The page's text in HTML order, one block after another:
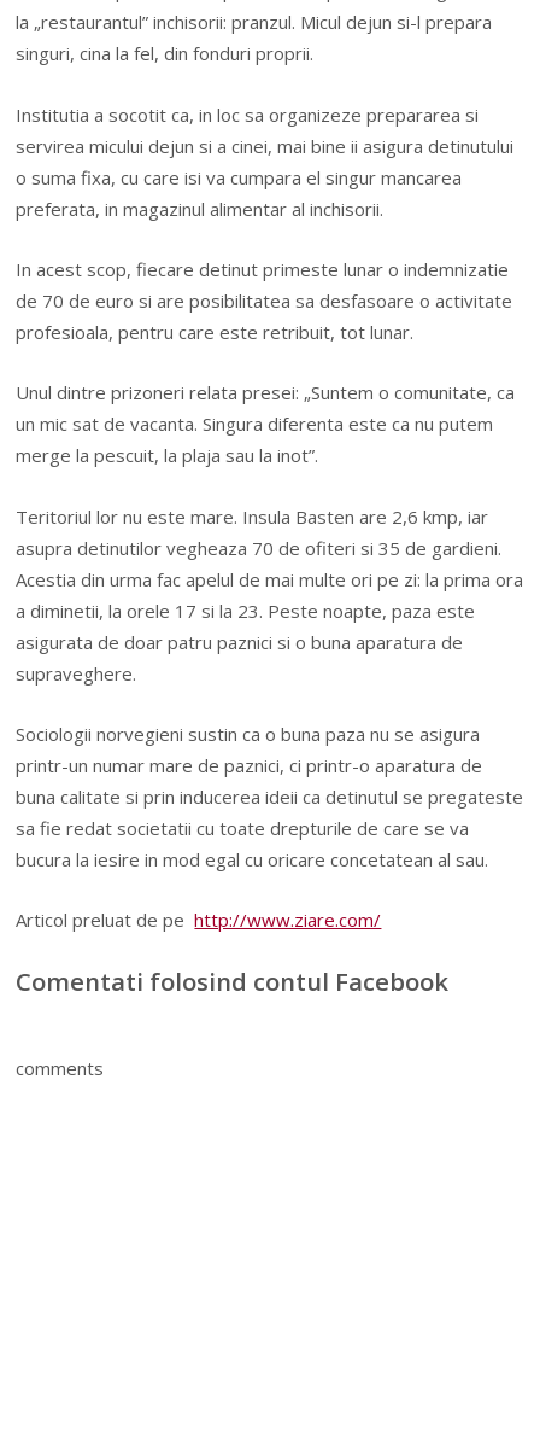
la „restaurantul” inchisorii: pranzul. Micul dejun si-l prepara
singuri, cina la fel, din fonduri proprii.
Institutia a socotit ca, in loc sa organizeze prepararea si
servirea micului dejun si a cinei, mai bine ii asigura detinutului
o suma fixa, cu care isi va cumpara el singur mancarea
preferata, in magazinul alimentar al inchisorii.
In acest scop, fiecare detinut primeste lunar o indemnizatie
de 70 de euro si are posibilitatea sa desfasoare o activitate
profesioala, pentru care este retribuit, tot lunar.
Unul dintre prizoneri relata presei: „Suntem o comunitate, ca
un mic sat de vacanta. Singura diferenta este ca nu putem
merge la pescuit, la plaja sau la inot”.
Teritoriul lor nu este mare. Insula Basten are 2,6 kmp, iar
asupra detinutilor vegheaza 70 de ofiteri si 35 de gardieni.
Acestia din urma fac apelul de mai multe ori pe zi: la prima ora
a diminetii, la orele 17 si la 23. Peste noapte, paza este
asigurata de doar patru paznici si o buna aparatura de
supraveghere.
Sociologii norvegieni sustin ca o buna paza nu se asigura
printr-un numar mare de paznici, ci printr-o aparatura de
buna calitate si prin inducerea ideii ca detinutul se pregateste
sa fie redat societatii cu toate drepturile de care se va
bucura la iesire in mod egal cu oricare concetatean al sau.
Articol preluat de pehttp://www.ziare.com/
Comentati folosind contul Facebook
comments